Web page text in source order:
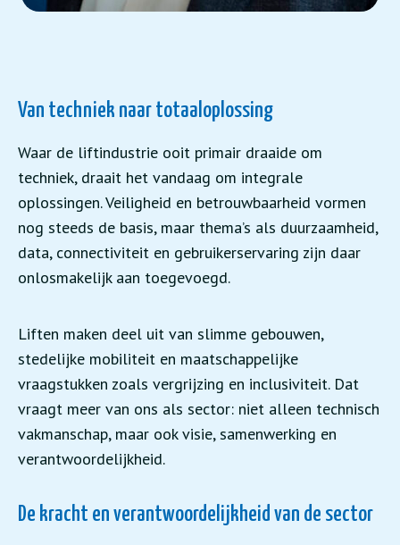
Van techniek naar totaaloplossing
Waar de liftindustrie ooit primair draaide om
techniek, draait het vandaag om integrale
oplossingen. Veiligheid en betrouwbaarheid vormen
nog steeds de basis, maar thema’s als duurzaamheid,
data, connectiviteit en gebruikerservaring zijn daar
onlosmakelijk aan toegevoegd.
Liften maken deel uit van slimme gebouwen,
stedelijke mobiliteit en maatschappelijke
vraagstukken zoals vergrijzing en inclusiviteit. Dat
vraagt meer van ons als sector: niet alleen technisch
vakmanschap, maar ook visie, samenwerking en
verantwoordelijkheid.
De kracht en verantwoordelijkheid van de sector